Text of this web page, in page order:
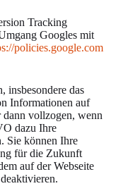
Tracking
Googles mit
policies.google.com
insbesondere das
Informationen auf
dann vollzogen, wenn
dazu Ihre
Sie können Ihre
für die Zukunft
auf der Webseite